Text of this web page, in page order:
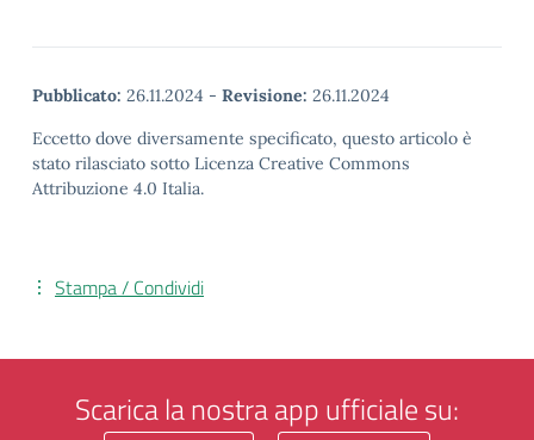
Pubblicato: 26.11.2024 - Revisione: 26.11.2024
Eccetto dove diversamente specificato, questo articolo è
stato rilasciato sotto Licenza Creative Commons
Attribuzione 4.0 Italia.
Stampa / Condividi
Scarica la nostra app ufficiale su: